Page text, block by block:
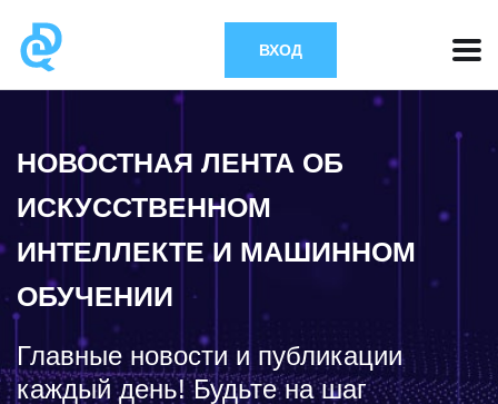
ВХОД
НОВОСТНАЯ ЛЕНТА ОБ
ИСКУССТВЕННОМ
ИНТЕЛЛЕКТЕ И МАШИННОМ
ОБУЧЕНИИ
Главные новости и публикации
каждый день! Будьте на шаг